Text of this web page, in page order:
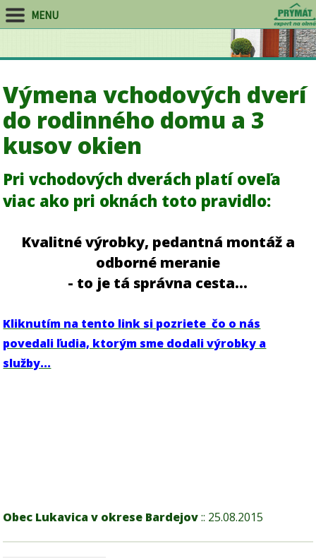
MENU
Výmena vchodových dverí
do rodinného domu a 3
kusov okien
Pri vchodových dverách platí oveľa
viac ako pri oknách toto pravidlo:
Kvalitné výrobky, pedantná montáž a
odborné meranie
- to je tá správna cesta...
Kliknutím na tento link si pozriete čo o nás
povedali ľudia, ktorým sme dodali výrobky a
služby...
Obec Lukavica v okrese Bardejov:: 25.08.2015